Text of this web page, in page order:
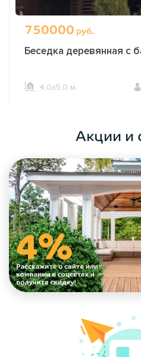
750000 руб.
Беседка деревянная с
4,0х5,0 м.
Акции и